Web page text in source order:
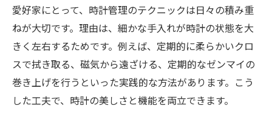
愛好家にとって、時計管理のテクニックは日々の積み重
ねが大切です。理由は、細かな手入れが時計の状態を大
きく左右するためです。例えば、定期的に柔らかいクロ
スで拭き取る、磁気から遠ざける、定期的なゼンマイの
巻き上げを行うといった実践的な方法があります。こう
した工夫で、時計の美しさと機能を両立できます。